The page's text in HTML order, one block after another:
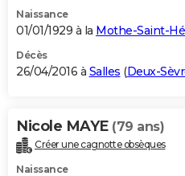
Naissance
01/01/1929 à la Mothe-Saint-
Décès
26/04/2016 à Salles (Deux-
Nicole MAYE (79 ans)
Créer une cagnotte obsèques
Naissance